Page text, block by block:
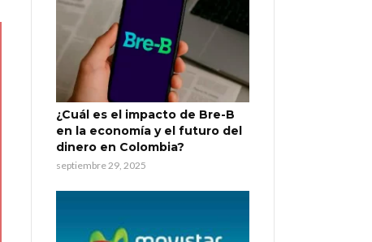
¿Cuál es el impacto de Bre-B
en la economía y el futuro del
dinero en Colombia?
septiembre 29, 2025